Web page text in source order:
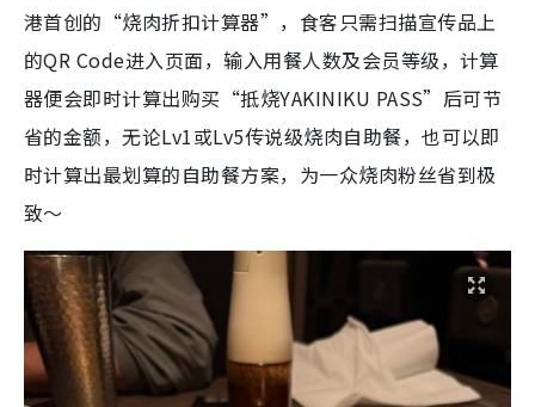
港首创的“烧肉折扣计算器”，食客只需扫描宣传品上
的QR Code进入页面，输入用餐人数及会员等级，计算
器便会即时计算出购买“抵烧YAKINIKU PASS”后可节
省的金额，无论Lv1或Lv5传说级烧肉自助餐，也可以即
时计算出最划算的自助餐方案，为一众烧肉粉丝省到极
致～